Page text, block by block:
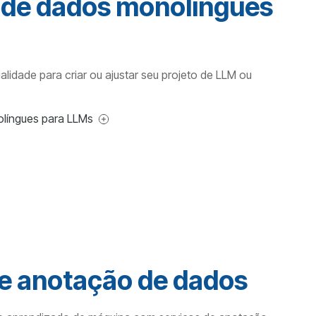
dados monolíngues
para criar ou ajustar seu projeto de LLM ou
para LLMs
anotação de dados